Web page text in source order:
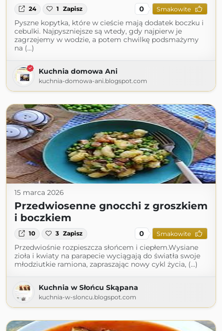
24 1 Zapisz 0 Smakowite
Pyszne kopytka, które w cieście mają dodatek boczku i
cebulki. Najpyszniejsze są wtedy, gdy najpierw je
zagrzejemy w wodzie, a potem chwilkę podsmażymy
na (...)
Kuchnia domowa Ani
kuchnia-domowa-ani.blogspot.com
15 marca 2026
Przedwiosenne gnocchi z groszkiem
i boczkiem
10 3 Zapisz 0 Smakowite
Przedwiośnie rozpieszcza słońcem i ciepłem.Wysiane
zioła i kwiaty na parapecie wyciągają do światła swoje
młodziutkie ramiona, zapraszając nowy cykl życia, (...)
Kuchnia w Słońcu Skąpana
kuchnia-w-sloncu.blogspot.com